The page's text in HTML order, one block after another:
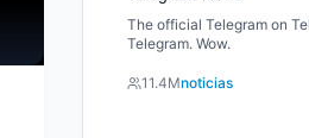
The official Telegram on
Telegram. Wow.
11.4Mnoticias